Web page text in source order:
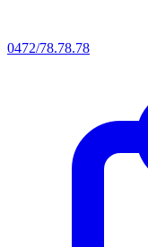
0472/78.78.78